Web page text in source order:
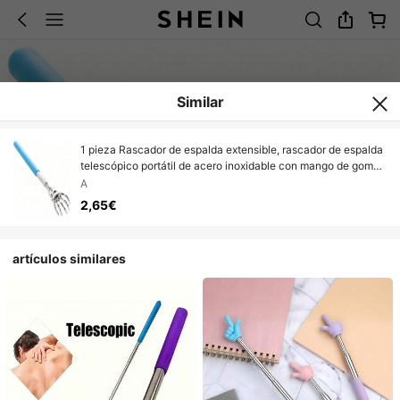
Similar
1 pieza Rascador de espalda extensible, rascador de espalda
telescópico portátil de acero inoxidable con mango de goma,
regalo para el Día de Acción de Gracias, cumpleaños,
Navidad
A
2,65€
artículos similares